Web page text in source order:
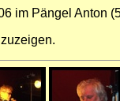
im Pängel Anton